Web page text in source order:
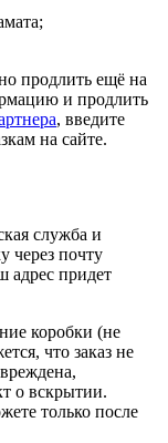
продлить ещё на
и продлить
, введите
на сайте.
служба и
через почту
адрес придет
коробки (не
что заказ не
о вскрытии.
только после